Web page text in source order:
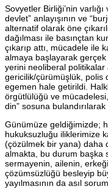
Sovyetler Birliği’nin
devlet” anlayışının ve
alternatif olarak öne
dağılması ile basınçtan
çıkarıp attı, mücadele ile
almaya başlayarak
yerini neoliberal politikalar
gericilik/çürümüşlük, polis
egemen hale getirildi.
örgütlülüğü ve
din” sosuna bulandırılarak
Günümüze geldiğimizde;
hukuksuzluğu iliklerimize
(çözülmek bir yana) daha
almakta, bu durum başka
sermayenin, ailenin,
çözümsüzlüğü besleyip
yayılmasının da asıl